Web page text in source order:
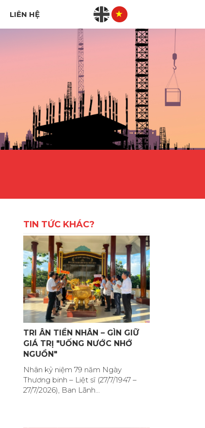
LIÊN HỆ
TIN TỨC KHÁC?
TRI ÂN TIỀN NHÂN – GÌN GIỮ
GIÁ TRỊ "UỐNG NƯỚC NHỚ
NGUỒN"
Nhân kỷ niệm 79 năm Ngày
Thương binh – Liệt sĩ (27/7/1947 –
27/7/2026), Ban Lãnh...